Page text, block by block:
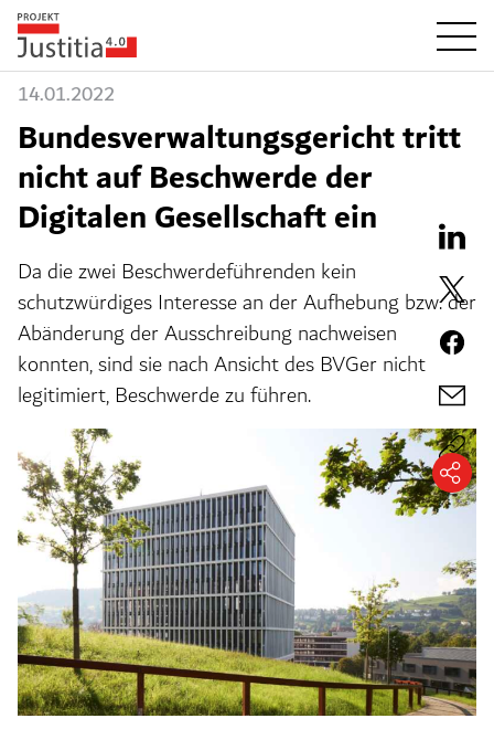
14.01.2022
Bundesverwaltungsgericht tritt
nicht auf Beschwerde der
Digitalen Gesellschaft ein
Da die zwei Beschwerdeführenden kein
schutzwürdiges Interesse an der Aufhebung bzw. der
Abänderung der Ausschreibung nachweisen
konnten, sind sie nach Ansicht des BVGer nicht
legitimiert, Beschwerde zu führen.